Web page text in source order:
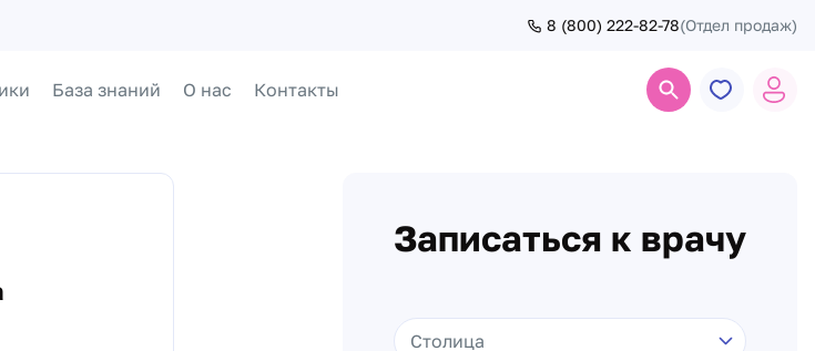
8 (800) 222-82-78(Отдел продаж)
База знаний О нас Контакты
Записаться к врачу